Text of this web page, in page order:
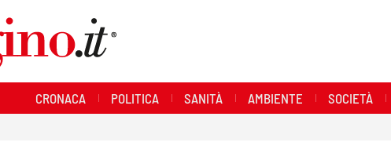
CRONACA POLITICA SANITÀ AMBIENTE SOCIETÀ